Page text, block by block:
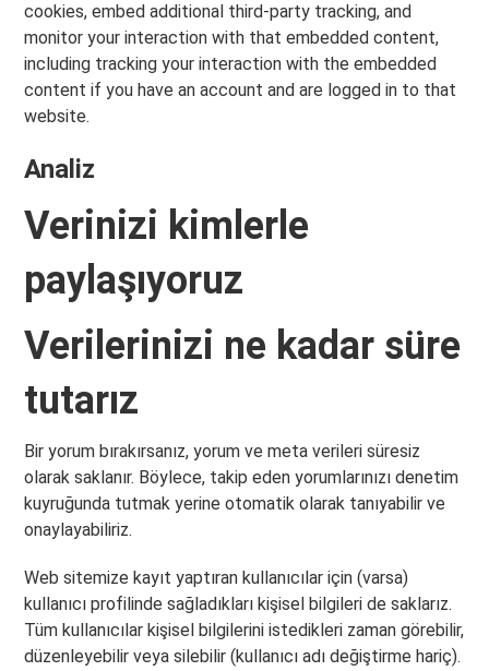
cookies, embed additional third-party tracking, and
monitor your interaction with that embedded content,
including tracking your interaction with the embedded
content if you have an account and are logged in to that
website.
Analiz
Verinizi kimlerle
paylaşıyoruz
Verilerinizi ne kadar süre
tutarız
Bir yorum bırakırsanız, yorum ve meta verileri süresiz
olarak saklanır. Böylece, takip eden yorumlarınızı denetim
kuyruğunda tutmak yerine otomatik olarak tanıyabilir ve
onaylayabiliriz.
Web sitemize kayıt yaptıran kullanıcılar için (varsa)
kullanıcı profilinde sağladıkları kişisel bilgileri de saklarız.
Tüm kullanıcılar kişisel bilgilerini istedikleri zaman görebilir,
düzenleyebilir veya silebilir (kullanıcı adı değiştirme hariç).